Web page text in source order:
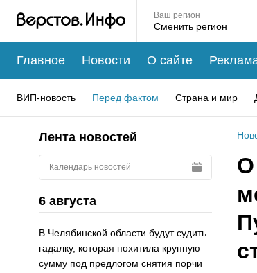
Ваш регион
Главное Новости О сайте
ВИП-новость Перед фактом Страна и мир
Лента новостей
Календарь новостей
6 августа
В Челябинской области будут судить
гадалку, которая похитила крупную
сумму под предлогом снятия порчи
О